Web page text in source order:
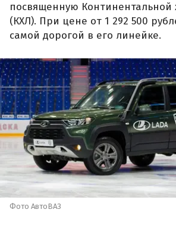
посвященную Континентальной
(КХЛ). При цене от 1 292 500
самой дорогой в его линейке.
Фото АвтоВАЗ